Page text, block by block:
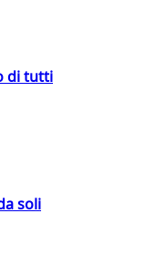
di tutti
soli